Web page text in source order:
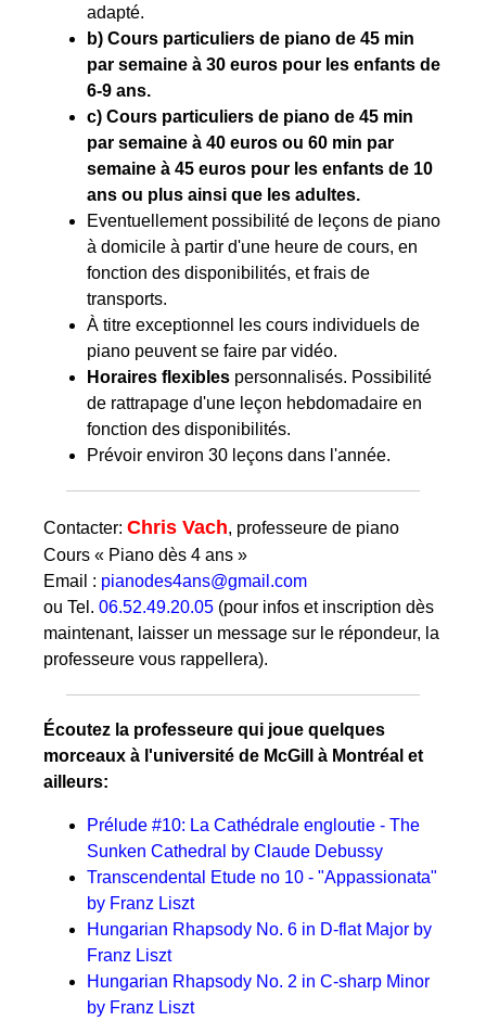
adapté.
b) Cours particuliers de piano de 45 min
par semaine à 30 euros pour les enfants de
6-9 ans.
c) Cours particuliers de piano de 45 min
par semaine à 40 euros ou 60 min par
semaine à 45 euros pour les enfants de 10
ans ou plus ainsi que les adultes.
Eventuellement possibilité de leçons de piano
à domicile à partir d'une heure de cours, en
fonction des disponibilités, et frais de
transports.
À titre exceptionnel les cours individuels de
piano peuvent se faire par vidéo.
Horaires flexibles personnalisés. Possibilité
de rattrapage d'une leçon hebdomadaire en
fonction des disponibilités.
Prévoir environ 30 leçons dans l'année.
Contacter:Chris Vach, professeure de piano
Cours « Piano dès 4 ans »
Email : pianodes4ans@gmail.com
ou Tel.06.52.49.20.05 (pour infos et inscription dès
maintenant, laisser un message sur le répondeur, la
professeure vous rappellera).
Écoutez la professeure qui joue quelques
morceaux à l'université de McGill à Montréal et
ailleurs:
Prélude #10: La Cathédrale engloutie - The
Sunken Cathedral by Claude Debussy
Transcendental Etude no 10 - "Appassionata"
by Franz Liszt
Hungarian Rhapsody No. 6 in D-flat Major by
Franz Liszt
Hungarian Rhapsody No. 2 in C-sharp Minor
by Franz Liszt